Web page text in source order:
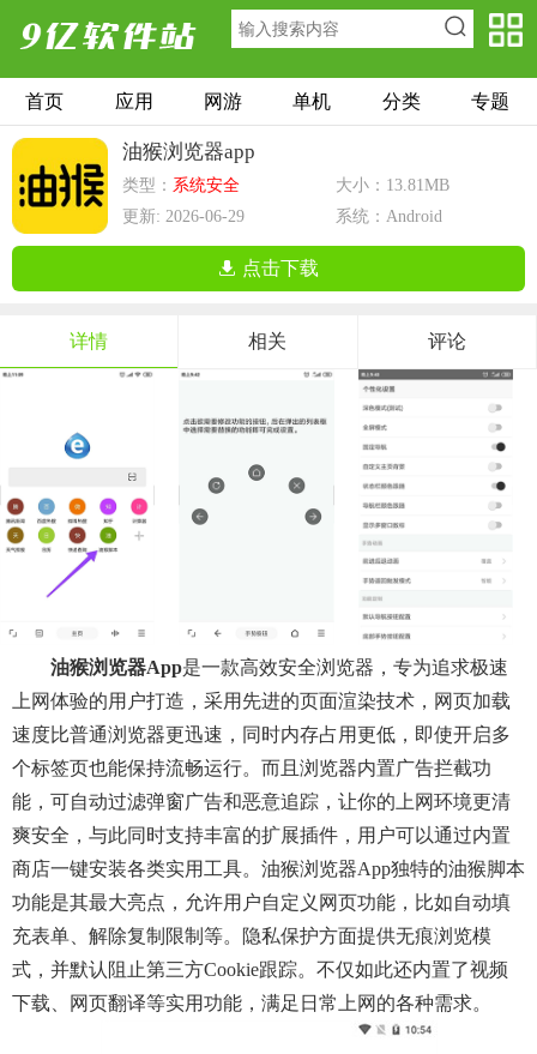
首页 应用 网游 单机 分类 专题
油猴浏览器app
类型： 系统安全
大小：13.81MB
更新: 2026-06-29
系统：Android
点击下载
详情 相关 评论
油猴浏览器app是一款高效安全浏览器，专为追求极速
上网体验的用户打造，采用先进的页面渲染技术，网页加载
速度比普通浏览器更迅速，同时内存占用更低，即使开启多
个标签页也能保持流畅运行。而且浏览器内置广告拦截功
能，可自动过滤弹窗广告和恶意追踪，让你的上网环境更清
爽安全，与此同时支持丰富的扩展插件，用户可以通过内置
商店一键安装各类实用工具。油猴浏览器app独特的油猴脚本
功能是其最大亮点，允许用户自定义网页功能，比如自动填
充表单、解除复制限制等。隐私保护方面提供无痕浏览模
式，并默认阻止第三方Cookie跟踪。不仅如此还内置了视频
下载、网页翻译等实用功能，满足日常上网的各种需求。